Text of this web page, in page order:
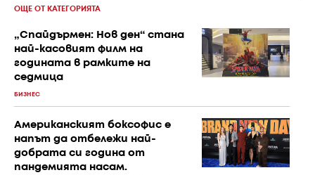
ОЩЕ ОТ КАТЕГОРИЯТА
„Спайдърмен: Нов ден“ стана
най-касовият филм на
годината в рамките на
седмица
БИЗНЕС
Американският боксофис е
напът да отбележи най-
добрата си година от
пандемията насам.